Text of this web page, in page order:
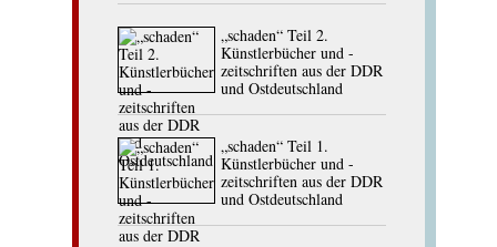
„schaden“ Teil 2.
Künstlerbücher und -
zeitschriften aus der DDR
und Ostdeutschland
„schaden“ Teil 1.
Künstlerbücher und -
zeitschriften aus der DDR
und Ostdeutschland